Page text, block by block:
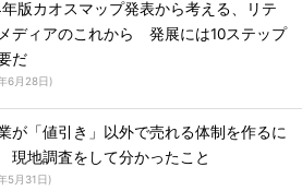
版カオスマップ発表から考える、リテ
ディアのこれから 発展には10ステップ
だ
6月28日)
が「値引き」以外で売れる体制を作るに
地調査をして分かったこと
5月31日)